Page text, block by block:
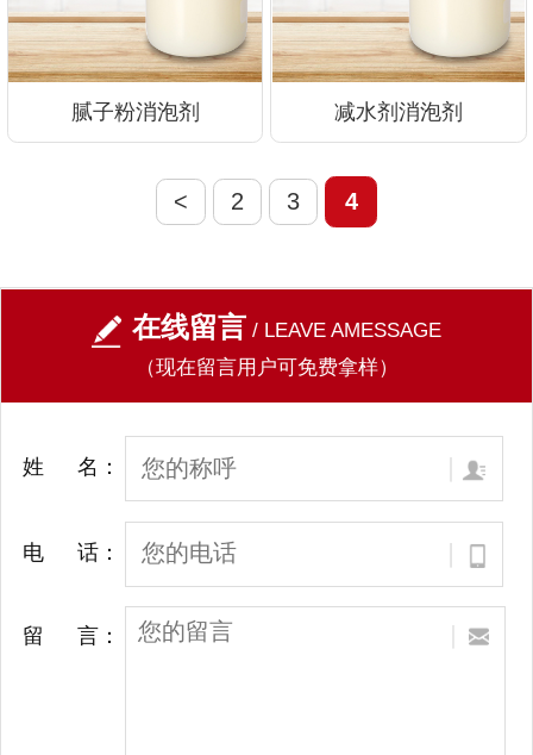
腻子粉消泡剂 减水剂消泡剂
< 2 3 4
在线留言 / LEAVE AMESSAGE
（现在留言用户可免费拿样）
姓 名：
电 话：
留 言：